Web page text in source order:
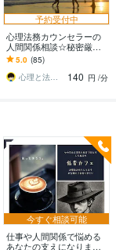
予約受付中
心理法務カウンセラーの
人間関係相談☆秘密厳守
します 職場や家庭のモヤ
モヤがスッキリ！幅広く
総合的な穏やかサポート
5.0 (85)
心理と法務のカウンセラー
140 円 /分
今すぐ相談可能
仕事や人間関係で悩める
あなたの支えになります /